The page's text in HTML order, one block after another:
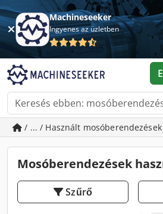
Machineseeker
Ingyenes az üzletben
/ ... / Használt mosóberendezések
Mosóberendezések
Szűrő